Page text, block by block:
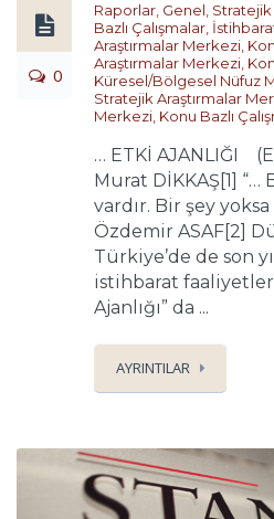
0
Raporlar Genel Stratejik
Bazlı Çalışmalar
Araştırmalar Merkezi
Araştırmalar Merkezi
Küresel/Bölgesel Nüfuz
Stratejik Araştırmalar
Merkezi Konu Bazlı
… ETKİ AJANLIĞI
Murat DİKKAŞ[1] “…
vardır. Bir şey yoksa
Özdemir ASAF[2]
Türkiye’de de son
istihbarat
Ajanlığı” da ...
AYRINTILAR